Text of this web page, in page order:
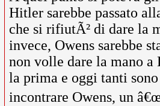
Hitler sarebbe passato
che si rifiutÃ² di dare la
invece, Owens sarebbe
non volle dare la mano
la prima e oggi tanti
incontrare Owens, un